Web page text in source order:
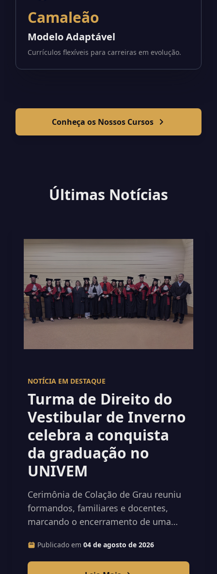
Camaleão
Modelo Adaptável
Currículos flexíveis para carreiras em evolução.
Conheça os Nossos Cursos
Últimas Notícias
NOTÍCIA EM DESTAQUE
Turma de Direito do
Vestibular de Inverno
celebra a conquista
da graduação no
UNIVEM
Cerimônia de Colação de Grau reuniu
formandos, familiares e docentes,
marcando o encerramento de uma
de uma nova trajetória profissional.
Publicado em 04 de agosto de 2026